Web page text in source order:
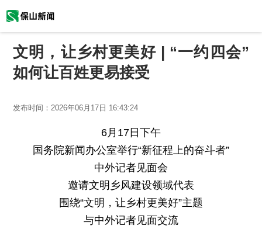
文明，让乡村更美好 | “一约四会”
如何让百姓更易接受
发布时间： 2026年06月17日 16:43:24
6月17日下午
国务院新闻办公室举行“新征程上的奋斗者”
中外记者见面会
邀请文明乡风建设领域代表
围绕“文明，让乡村更美好”主题
与中外记者见面交流